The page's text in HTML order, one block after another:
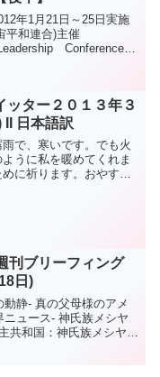
年1月21日～25日実施
平和連合)主催
Conference
ッター２０１３年３
II 日本語訳
で、寒いです。でも火
うに私を暖めてくれま
に祈ります。おやすみ
刊ブリーフィング
日)
動静- 真の父母様のアメ
ニュース- 神氏族メシヤ
共和国：神氏族メシヤ祝